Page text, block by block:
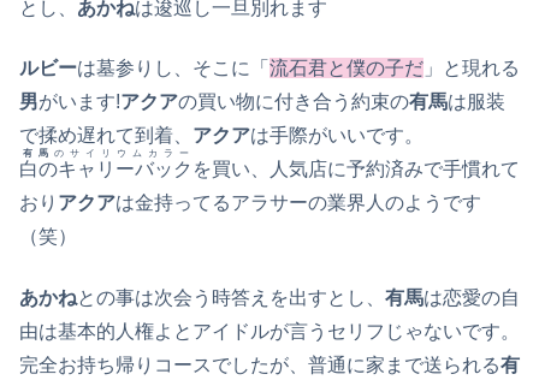
とし、 あかねは逡巡し一旦別れます
ルビーは墓参りし、そこに「 流石君と僕の子だ 」と現れる
男がいます!アクアの買い物に付き合う約束の有馬は服装
で揉め遅れて到着、 アクアは手際がいいです。
白のキャリーバック
有馬 のサイリウムカラー
を買い、人気店に予約済みで手慣れて
おり アクアは金持ってるアラサーの業界人のようです
（笑）
あかねとの事は次会う時答えを出すとし、 有馬は恋愛の自
由は基本的人権よとアイドルが言うセリフじゃないです。
完全お持ち帰りコースでしたが、普通に家まで送られる有